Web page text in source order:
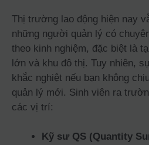
Thị trường lao động hiện nay
những người quản lý có
theo kinh nghiệm, đặc biệt là
lớn và khu đô thị. Tuy nhiên,
khắc nghiệt nếu bạn không
quản lý mới. Sinh viên ra
các vị trí:
Kỹ sư QS (Quantity